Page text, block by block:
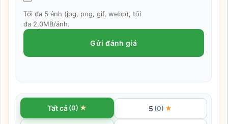
Tối đa 5 ảnh (jpg, png, gif, webp), tối
đa 2,0MB/ảnh.
Gửi đánh giá
Tất cả (0) ★ 5 (0) ★